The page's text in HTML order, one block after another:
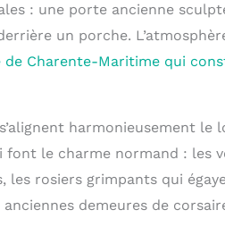
: une porte ancienne
un porche.
de Charente-Maritime qui
harmonieusement le
le charme normand : les
rosiers grimpants qui
demeures de